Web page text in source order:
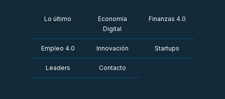
Lo último
Economía
Digital
Finanzas 4.0
Empleo 4.0 Innovación Startups
Leaders Contacto